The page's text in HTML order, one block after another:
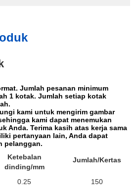
Jumlah pesanan minimum
1 kotak. Jumlah setiap kotak
kami untuk mengirim gambar
kami dapat menemukan
Anda. Terima kasih atas kerja sama
pertanyaan lain, Anda dapat
pelanggan.
Ketebalan
dinding/mm
Jumlah/Kertas
0.25 150